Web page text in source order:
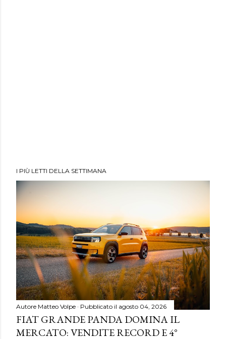
I PIÙ LETTI DELLA SETTIMANA
Autore Matteo Volpe Pubblicato il agosto 04, 2026
FIAT GRANDE PANDA DOMINA IL
MERCATO: VENDITE RECORD E 4°